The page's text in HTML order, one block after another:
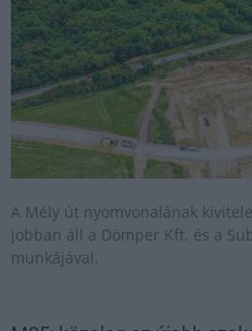
A Mély út nyomvonalának
jobban áll a Dömper Kft. és a
munkájával.